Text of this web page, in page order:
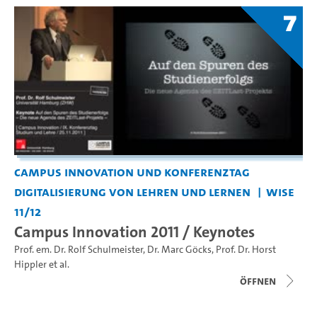
7
Campus Innovation und Konferenztag
Digitalisierung von Lehren und Lernen
WiSe
11/12
Campus Innovation 2011 / Keynotes
Prof. em. Dr. Rolf Schulmeister, Dr. Marc Göcks, Prof. Dr. Horst
Hippleret al.
Öffnen